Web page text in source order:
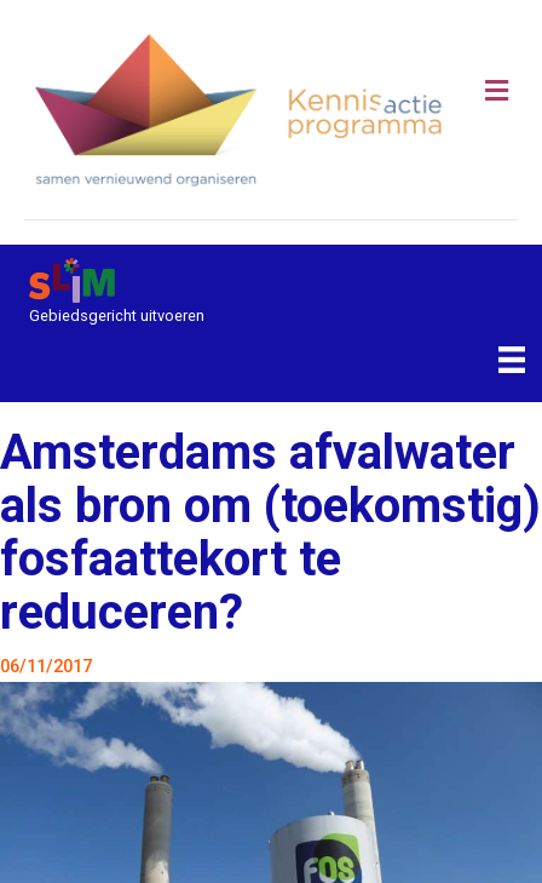
Gebiedsgericht uitvoeren
Amsterdams afvalwater
als bron om (toekomstig)
fosfaattekort te
reduceren?
06/11/2017